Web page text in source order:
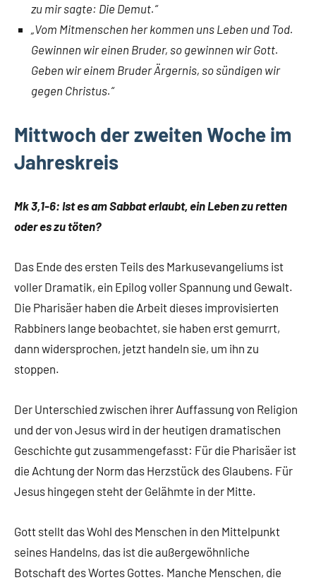
zu mir sagte: Die Demut.“
„Vom Mitmenschen her kommen uns Leben und Tod.
Gewinnen wir einen Bruder, so gewinnen wir Gott.
Geben wir einem Bruder Ärgernis, so sündigen wir
gegen Christus.“
Mittwoch der zweiten Woche im
Jahreskreis
Mk 3,1-6: Ist es am Sabbat erlaubt, ein Leben zu retten
oder es zu töten?
Das Ende des ersten Teils des Markusevangeliums ist
voller Dramatik, ein Epilog voller Spannung und Gewalt.
Die Pharisäer haben die Arbeit dieses improvisierten
Rabbiners lange beobachtet, sie haben erst gemurrt,
dann widersprochen, jetzt handeln sie, um ihn zu
stoppen.
Der Unterschied zwischen ihrer Auffassung von Religion
und der von Jesus wird in der heutigen dramatischen
Geschichte gut zusammengefasst: Für die Pharisäer ist
die Achtung der Norm das Herzstück des Glaubens. Für
Jesus hingegen steht der Gelähmte in der Mitte.
Gott stellt das Wohl des Menschen in den Mittelpunkt
seines Handelns, das ist die außergewöhnliche
Botschaft des Wortes Gottes. Manche Menschen, die